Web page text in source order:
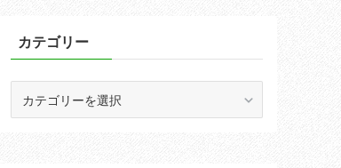
カテゴリー